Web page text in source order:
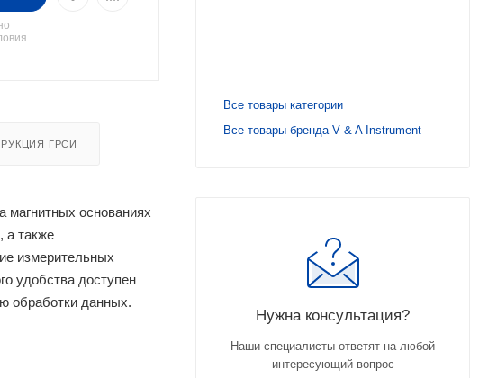
ГРСИ
основаниях
а также
измерительных
удобства доступен
обработки данных.
Все товары категории
Все товары бренда V & A Instrument
Нужна консультация?
Наши специалисты ответят на любой
интересующий вопрос